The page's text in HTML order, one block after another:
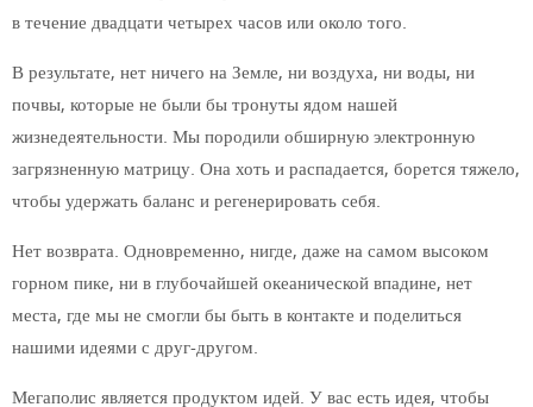
в течение двадцати четырех часов или около того.
В результате, нет ничего на Земле, ни воздуха, ни воды, ни
почвы, которые не были бы тронуты ядом нашей
жизнедеятельности. Мы породили обширную электронную
загрязненную матрицу. Она хоть и распадается, борется тяжело,
чтобы удержать баланс и регенерировать себя.
Нет возврата. Одновременно, нигде, даже на самом высоком
горном пике, ни в глубочайшей океанической впадине, нет
места, где мы не смогли бы быть в контакте и поделиться
нашими идеями с друг-другом.
Мегаполис является продуктом идей. У вас есть идея, чтобы